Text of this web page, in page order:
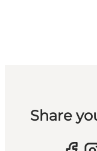
Share